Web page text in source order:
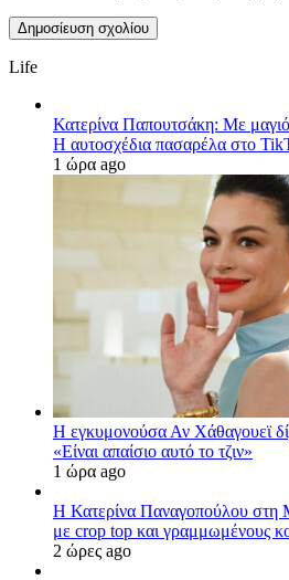
Life
Κατερίνα Παπουτσάκη: Με
Η αυτοσχέδια πασαρέλα στο
1 ώρα ago
Η εγκυμονούσα Αν Χάθαγουεϊ
«Είναι απαίσιο αυτό το τζιν»
1 ώρα ago
Η Κατερίνα Παναγοπούλου στη
με crop top και γραμμωμένους
2 ώρες ago